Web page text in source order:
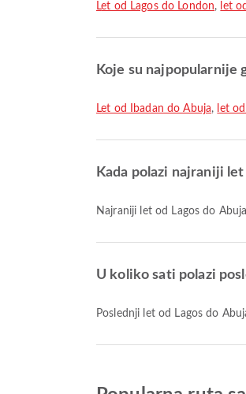
let od Lagos do London, let
Koje su najpopularnije
let od Ibadan do Abuja, let
Kada polazi najraniji
Najraniji let od Lagos do
U koliko sati polazi
Poslednji let od Lagos do